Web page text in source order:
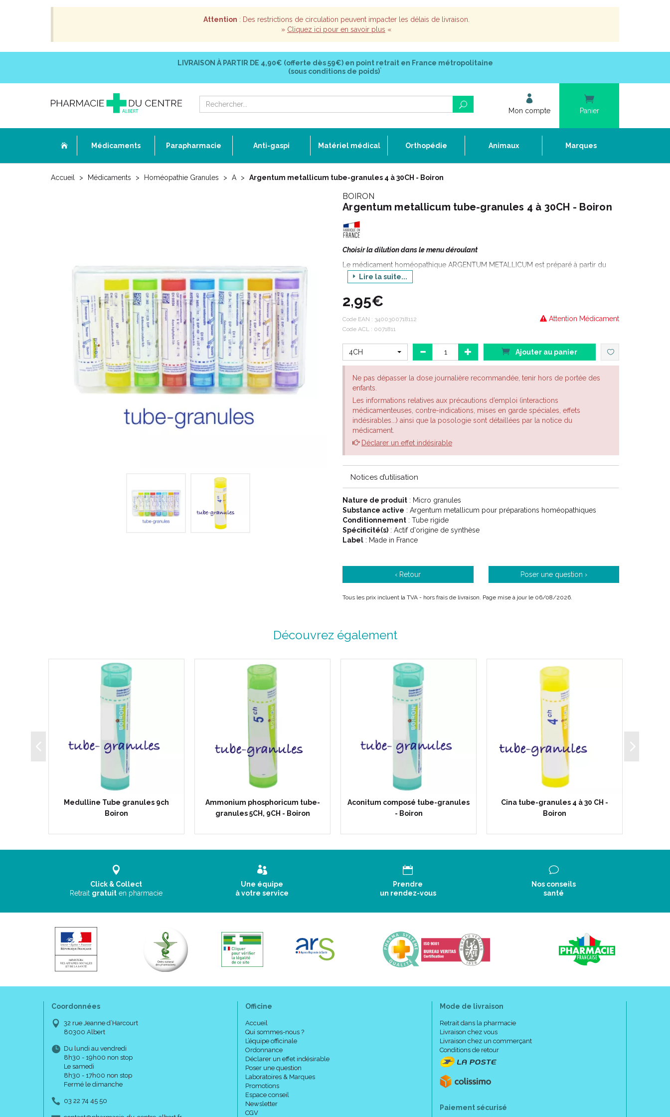
Attention : Des restrictions de circulation peuvent impacter les délais de livraison.
» Cliquez ici pour en savoir plus «
LIVRAISON À PARTIR DE 4,90€ (offerte dès 59€) en point retrait en France métropolitaine
(sous conditions de poids)*
Mon compte Panier
Médicaments Parapharmacie Anti-gaspi Matériel médical Orthopédie Animaux Marques
Accueil Médicaments Homéopathie Granules A Argentum metallicum tube-granules 4 à 30CH - Boiron
BOIRON
Argentum metallicum tube-granules 4 à 30CH - Boiron
Choisir la dilution dans le menu déroulant
Le médicament homéopathique ARGENTUM METALLICUM est préparé à partir du
minerai Argent.
Composition en substances actives:
ARGENTUM METALLICUM POUR PRÉPARATIONS HOMÉOPATHIQUES
Indications thérapeutiques:
ARGENTUM METALLICUM est un médicament homéopathique habituellement utilisé
en gynécologie et en O.R.L.
En O.R.L. : en cas de laryngite simple ou de laryngite aiguë.
Le conseil de votre pharmacien
Choisir la dilution dans la liste déroulante ci-dessous . Les choix possibles sont :
7CH Rouge
9CH Bleu
12CH Vert d' eau
15CH Orange
30CH Mauve
en gynécologie et en O.R.L.
En O.R.L. : en cas de laryngite simple ou de laryngite aiguë.
En gynécologie : en cas de vaginite..
1 tube-granules contient environ 70 à 80 granules.
Lire la suite...
2,95€
Attention Médicament
Code EAN : 3400300718112
Code ACL : 0071811
4CH Ajouter au panier
Ne pas dépasser la dose journalière recommandée, tenir hors de portée des
enfants.
Les informations relatives aux précautions d’emploi (interactions
médicamenteuses, contre-indications, mises en garde spéciales, effets
indésirables...) ainsi que la posologie sont détaillées par la notice du
médicament.
Déclarer un effet indésirable
Notices d’utilisation
Nature de produit : Micro granules
Substance active : Argentum metallicum pour préparations homéopathiques
Conditionnement : Tube rigide
Spécificité(s) : Actif d'origine de synthèse
Label : Made in France
‹ Retour Poser une question ›
Tous les prix incluent la TVA - hors frais de livraison. Page mise à jour le 06/08/2026.
Découvrez également
Medulline Tube granules 9ch
Boiron
Ammonium phosphoricum tube-
granules 5CH, 9CH - Boiron
Aconitum composé tube-granules
- Boiron
Cina tube-granules 4 à 30 CH -
Boiron
Click & Collect
Retrait gratuit en pharmacie
Une équipe
à votre service
Prendre
un rendez-vous
Nos conseils
santé
Coordonnées
32 rue Jeanne d’Harcourt
80300 Albert
Du lundi au vendredi
8h30 - 19h00 non stop
Le samedi
8h30 - 17h00 non stop
Fermé le dimanche
03 22 74 45 50
Officine
Accueil
Qui sommes-nous ?
L’équipe officinale
Ordonnance
Déclarer un effet indésirable
Poser une question
Laboratoires & Marques
Promotions
Espace conseil
Newsletter
CGV
Mode de livraison
Retrait dans la pharmacie
Livraison chez vous
Livraison chez un commerçant
Conditions de retour
Paiement sécurisé